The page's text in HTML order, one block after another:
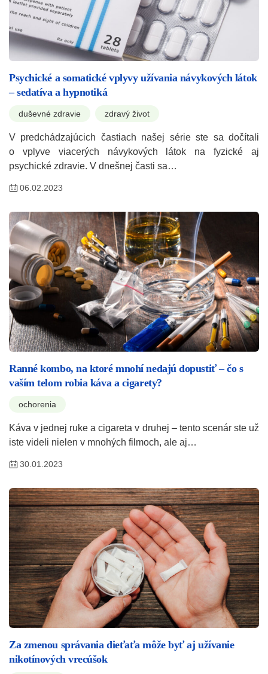
Psychické a somatické vplyvy užívania návykových látok
– sedatíva a hypnotiká
duševné zdravie zdravý život
V predchádzajúcich častiach našej série ste sa dočítali
o vplyve viacerých návykových látok na fyzické aj
psychické zdravie. V dnešnej časti sa…
06.02.2023
Ranné kombo, na ktoré mnohí nedajú dopustiť – čo s
vaším telom robia káva a cigarety?
ochorenia
Káva v jednej ruke a cigareta v druhej – tento scenár ste už
iste videli nielen v mnohých filmoch, ale aj…
30.01.2023
Za zmenou správania dieťaťa môže byť aj užívanie
nikotínových vrecúšok